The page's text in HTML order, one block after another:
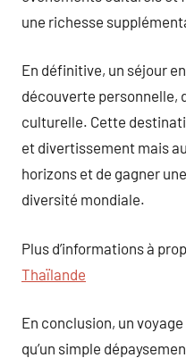
une richesse
En définitive, un séjour
découverte personnelle,
culturelle. Cette
et divertissement mais
horizons et de gagner
diversité mondiale.
Plus d’informations à
Thaïlande
En conclusion, un
qu’un simple